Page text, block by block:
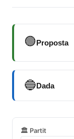
🟢Proposta
🔵Dada
🏛️ Partit